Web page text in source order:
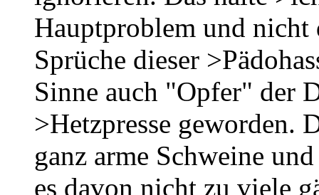
Hauptproblem und nicht
Sprüche dieser
Sinne auch "Opfer" der
>Hetzpresse geworden.
ganz arme Schweine
es davon nicht zu viele